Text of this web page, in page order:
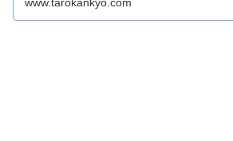
www.tarokankyo.com